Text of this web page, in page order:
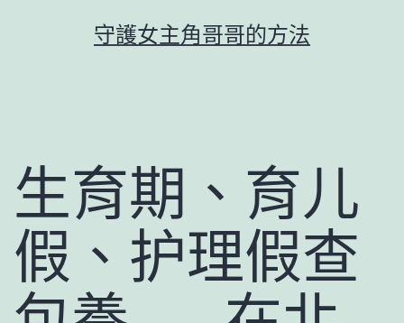
守護女主角哥哥的方法
生育期、育儿
假、护理假查